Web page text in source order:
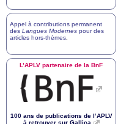
Appel à contributions permanent
des Langues Modernes pour des
articles hors-thèmes
L’APLV partenaire de la BnF
100 ans de publications de l’APLV
à retrouver sur Gallica